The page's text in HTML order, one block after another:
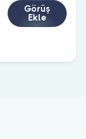
Görüş
Ekle